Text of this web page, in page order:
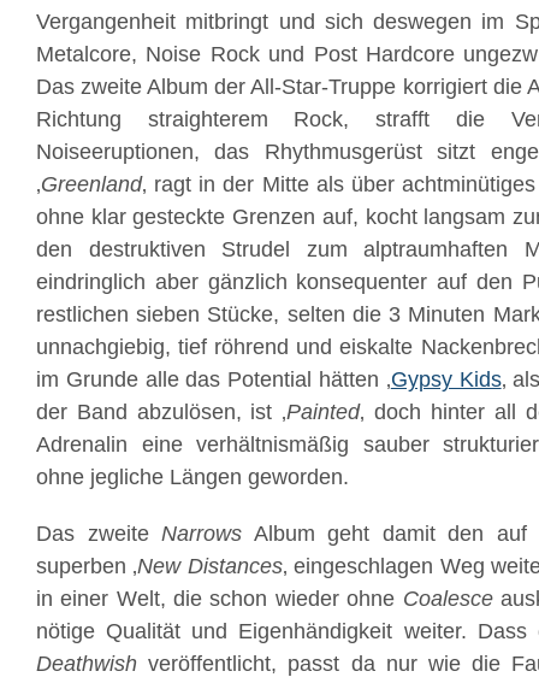
Vergangenheit mitbringt und sich deswegen im
Metalcore, Noise Rock und Post Hardcore
Das zweite Album der All-Star-Truppe korrigiert die
Richtung straighterem Rock, strafft die
Noiseeruptionen, das Rhythmusgerüst sitzt
‚Greenland‚ ragt in der Mitte als über
ohne klar gesteckte Grenzen auf, kocht langsam
den destruktiven Strudel zum alptraumhaften
eindringlich aber gänzlich konsequenter auf den
restlichen sieben Stücke, selten die 3 Minuten
unnachgiebig, tief röhrend und eiskalte
im Grunde alle das Potential hätten ‚Gypsy Kids‚
der Band abzulösen, ist ‚Painted‚ doch hinter all
Adrenalin eine verhältnismäßig sauber
ohne jegliche Längen geworden.
Das zweiteNarrows Album geht damit den
superben ‚New Distances‚ eingeschlagen Weg
in einer Welt, die schon wieder ohne Coalesce
nötige Qualität und Eigenhändigkeit weiter. Dass
Deathwish veröffentlicht, passt da nur wie die